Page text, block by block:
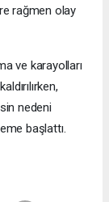
rağmen olay
ve karayolları
nedeni
başlattı.